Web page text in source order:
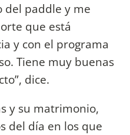
del paddle y me
que está
y con el programa
Tiene muy buenas
dice.
y su matrimonio,
del día en los que